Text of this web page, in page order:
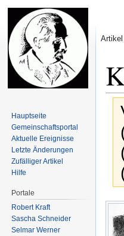
Zur
Zur
Artikel
Hauptseite
Gemeinschafts­portal
Aktuelle Ereignisse
Letzte Änderungen
Zufälliger Artikel
Hilfe
Portale
Robert Kraft
Sascha Schneider
Selmar Werner